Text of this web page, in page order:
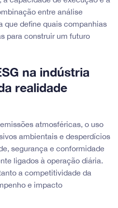
entre análise
que define quais companhias
para construir um futuro
na indústria
realidade
atmosféricas, o uso
ambientais e desperdícios
segurança e conformidade
ligados à operação diária.
a competitividade da
e impacto